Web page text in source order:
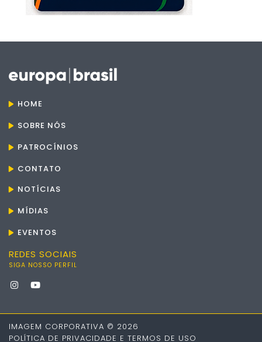
HOME
SOBRE NÓS
PATROCÍNIOS
CONTATO
NOTÍCIAS
MÍDIAS
EVENTOS
REDES SOCIAIS
SIGA NOSSO PERFIL
IMAGEM CORPORATIVA © 2026
POLÍTICA DE PRIVACIDADE E TERMOS DE USO